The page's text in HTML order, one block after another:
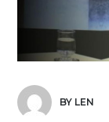
BY LEN